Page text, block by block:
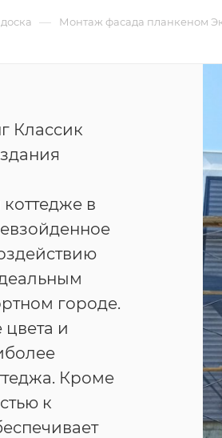
— Монтаж фасада планкеном
Классик
в
городе.
и
Кроме
к